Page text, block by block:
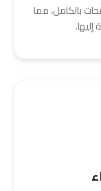
بالكامل، مما